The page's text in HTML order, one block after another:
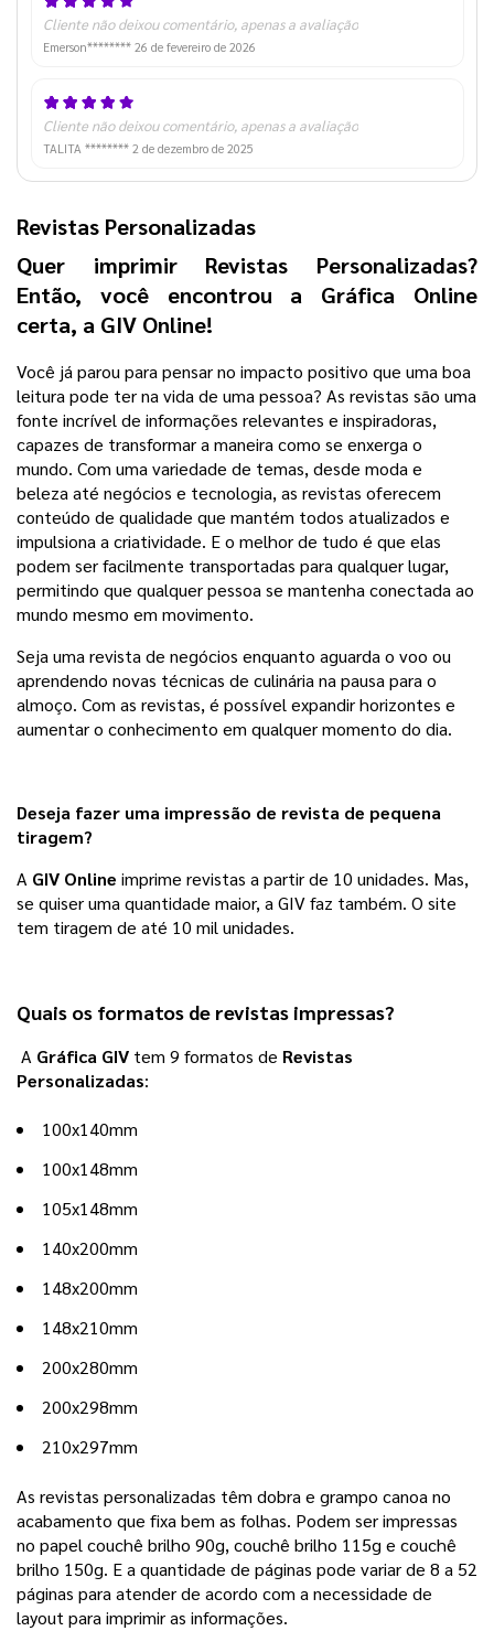
Cliente não deixou comentário, apenas a avaliação
Emerson******** 26 de fevereiro de 2026
Cliente não deixou comentário, apenas a avaliação
TALITA ******** 2 de dezembro de 2025
Revistas Personalizadas
Quer imprimir Revistas Personalizadas?
Então, você encontrou a Gráfica Online
certa, a GIV Online!
Você já parou para pensar no impacto positivo que uma boa
leitura pode ter na vida de uma pessoa? As revistas são uma
fonte incrível de informações relevantes e inspiradoras,
capazes de transformar a maneira como se enxerga o
mundo. Com uma variedade de temas, desde moda e
beleza até negócios e tecnologia, as revistas oferecem
conteúdo de qualidade que mantém todos atualizados e
impulsiona a criatividade. E o melhor de tudo é que elas
podem ser facilmente transportadas para qualquer lugar,
permitindo que qualquer pessoa se mantenha conectada ao
mundo mesmo em movimento.
Seja uma revista de negócios enquanto aguarda o voo ou
aprendendo novas técnicas de culinária na pausa para o
almoço. Com as revistas, é possível expandir horizontes e
aumentar o conhecimento em qualquer momento do dia.
Deseja fazer uma impressão de revista de pequena
tiragem?
A GIV Online imprime revistas a partir de 10 unidades. Mas,
se quiser uma quantidade maior, a GIV faz também. O site
tem tiragem de até 10 mil unidades.
Quais os formatos de revistas impressas?
A Gráfica GIV tem 9 formatos de Revistas
Personalizadas:
100x140mm
100x148mm
105x148mm
140x200mm
148x200mm
148x210mm
200x280mm
200x298mm
210x297mm
As revistas personalizadas têm dobra e grampo canoa no
acabamento que fixa bem as folhas. Podem ser impressas
no papel couchê brilho 90g, couchê brilho 115g e couchê
brilho 150g. E a quantidade de páginas pode variar de 8 a 52
páginas para atender de acordo com a necessidade de
layout para imprimir as informações.